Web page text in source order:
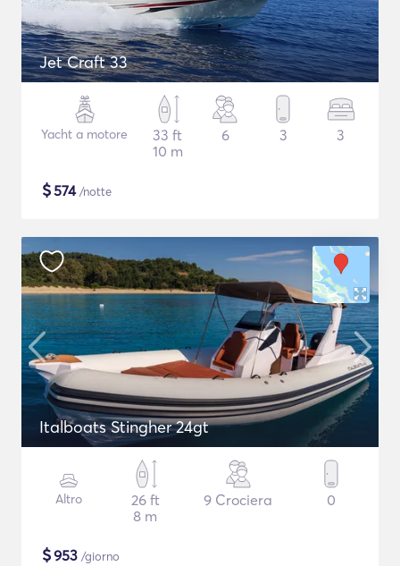
Jet Craft 33
Yacht a motore
33 ft
10 m
6 3 3
$574/notte
Italboats Stingher 24gt
Altro
26 ft
8 m
9 Crociera 0
$953 /giorno